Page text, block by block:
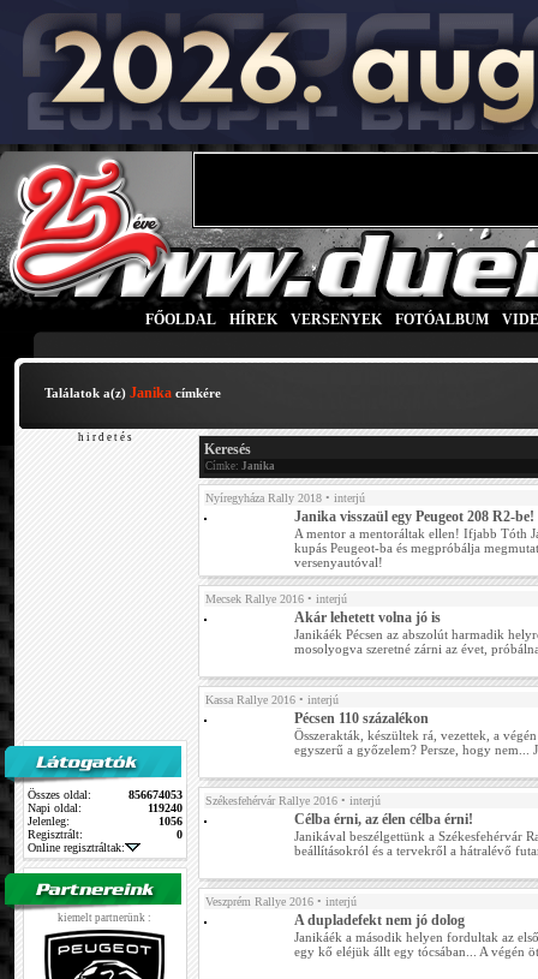
FŐOLDAL HÍREK VERSENYEK FOTÓALBUM
Találatok a(z)Janika címkére
h i r d e t é s
Összes oldal:
856674053
Napi oldal:
119240
Jelenleg:
1056
Regisztrált:
0
Online regisztráltak:
kiemelt partnerünk :
Keresés
Címke: Janika
Nyíregyháza Rally 2018 • interjú
Janika visszaül egy Peugeot 208 R2-be!
A mentor a mentoráltak ellen! Ifjabb Tóth
kupás Peugeot-ba és megpróbálja
versenyautóval!
Mecsek Rallye 2016 • interjú
Akár lehetett volna jó is
Janikáék Pécsen az abszolút harmadik
mosolyogva szeretné zárni az évet,
Kassa Rallye 2016 • interjú
Pécsen 110 százalékon
Összerakták, készültek rá, vezettek, a
egyszerű a győzelem? Persze, hogy nem...
Székesfehérvár Rallye 2016 • interjú
Célba érni, az élen célba érni!
Janikával beszélgettünk a Székesfehérvár
beállításokról és a tervekről a hátralévő
Veszprém Rallye 2016 • interjú
A dupladefekt nem jó dolog
Janikáék a második helyen fordultak az
egy kő eléjük állt egy tócsában... A végén